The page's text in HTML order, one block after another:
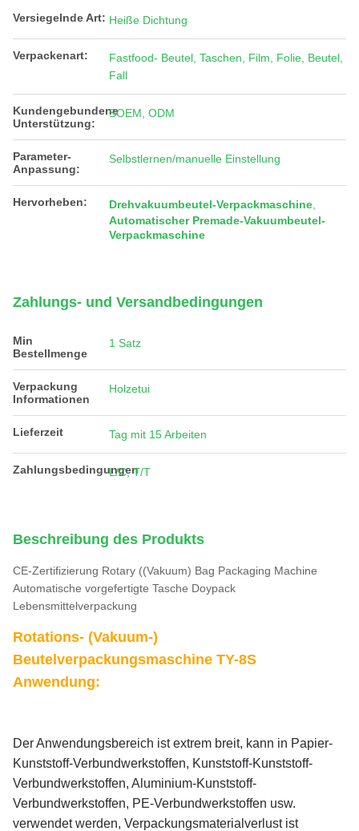
Versiegelnde Art: Heiße Dichtung
Verpackenart:
Fastfood- Beutel, Taschen, Film, Folie, Beutel,
Fall
Kundengebundene
Unterstützung:
SOEM, ODM
Parameter-
Anpassung:
Selbstlernen/manuelle Einstellung
Hervorheben: Drehvakuumbeutel-Verpackmaschine
Automatischer Premade-Vakuumbeutel-
Verpackmaschine
Zahlungs- und Versandbedingungen
Min
Bestellmenge
1 Satz
Verpackung
Informationen
Holzetui
Lieferzeit Tag mit 15 Arbeiten
Zahlungsbedingungen
L/C, T/T
Beschreibung des Produkts
CE-Zertifizierung Rotary ((Vakuum) Bag Packaging Machine
Automatische vorgefertigte Tasche Doypack
Lebensmittelverpackung
Rotations- (Vakuum-)
Beutelverpackungsmaschine TY-8S
Anwendung:
Der Anwendungsbereich ist extrem breit, kann in Papier-
Kunststoff-Verbundwerkstoffen, Kunststoff-Kunststoff-
Verbundwerkstoffen, Aluminium-Kunststoff-
Verbundwerkstoffen, PE-Verbundwerkstoffen usw.
verwendet werden, Verpackungsmaterialverlust ist